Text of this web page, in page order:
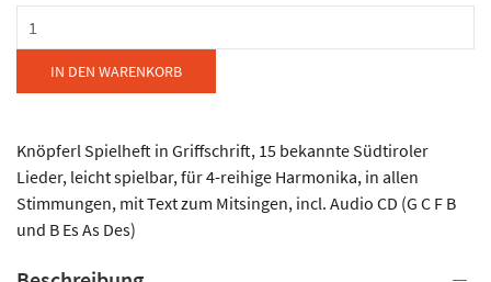
Musikverlag
Knöpferl
Die
schönsten
Südtiroler
Lieder
IN DEN WARENKORB
Knöpferl Spielheft in Griffschrift, 15 bekannte Südtiroler
Lieder, leicht spielbar, für 4-reihige Harmonika, in allen
Stimmungen, mit Text zum Mitsingen, incl. Audio CD (G C F B
und B Es As Des)